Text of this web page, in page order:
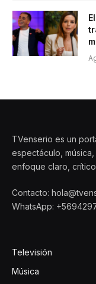
TVenserio es un
espectáculo,
enfoque claro,
Contacto:
WhatsApp:
Televisión
Música